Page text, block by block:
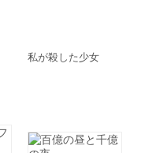
私が殺した少女